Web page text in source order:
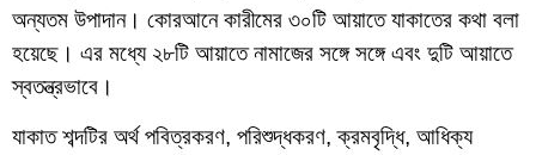
অন্যতম উপাদান। কোরআনে কারীমের ৩০টি আয়াতে যাকাতের কথা বলা
হয়েছে। এর মধ্যে ২৮টি আয়াতে নামাজের সঙ্গে সঙ্গে এবং দুটি আয়াতে
স্বতন্ত্রভাবে।
যাকাত শব্দটির অর্থ পবিত্রকরণ, পরিশুদ্ধকরণ, ক্রমবৃদ্ধি, আধিক্য